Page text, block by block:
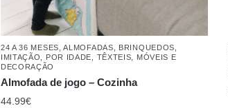
24 A 36 MESES ,ALMOFADAS BRINQUEDOS
IMITAÇÃO
POR IDADE
TÊXTEIS, MÓVEIS E
DECORAÇÃO
Almofada de jogo – Cozinha
44.99€